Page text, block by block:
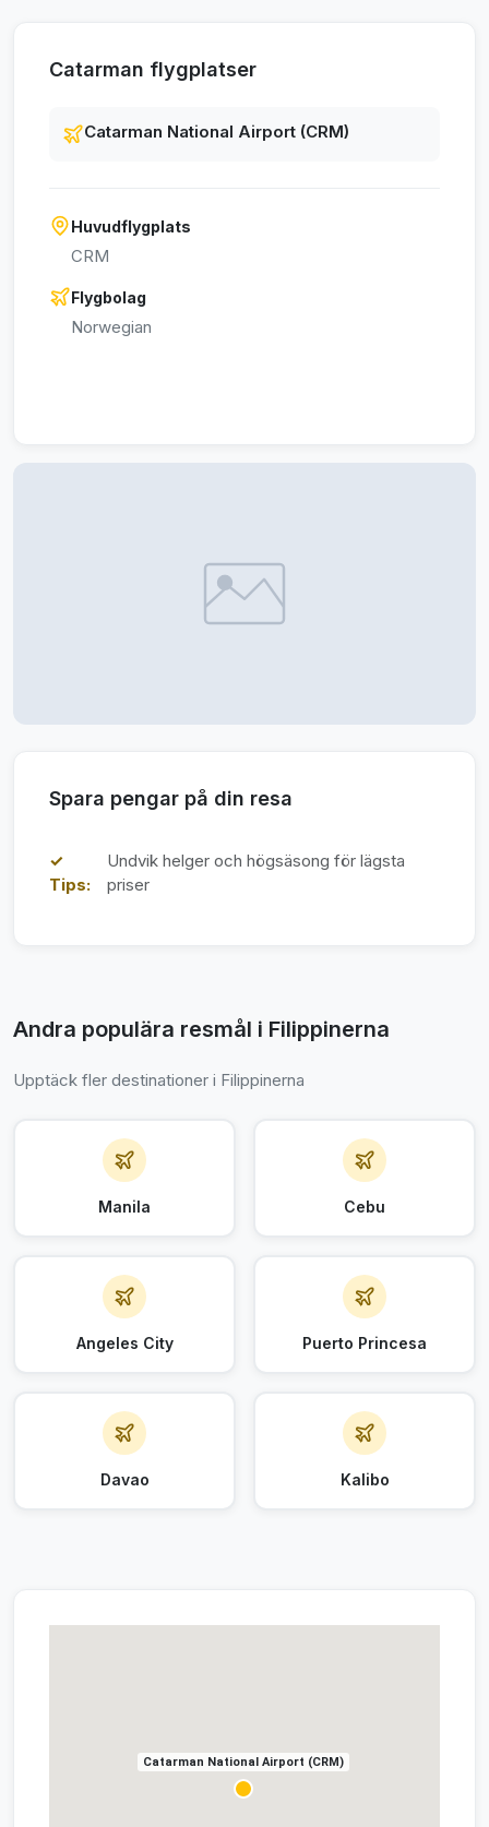
Catarman flygplatser
Catarman National Airport (CRM)
Huvudflygplats
CRM
Flygbolag
Norwegian
Spara pengar på din resa
✓
Tips:
Undvik helger och högsäsong för lägsta
priser
Andra populära resmål i Filippinerna
Upptäck fler destinationer i Filippinerna
Manila Cebu
Angeles City Puerto Princesa
Davao Kalibo
Catarman National Airport (CRM)